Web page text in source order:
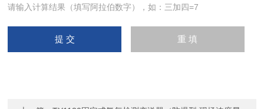
请输入计算结果（填写阿拉伯数字），如：三加四=7